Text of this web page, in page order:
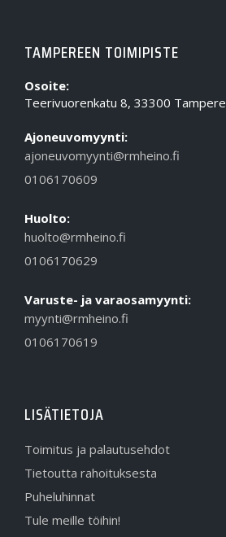
TAMPEREEN TOIMIPISTE
Osoite:
Teerivuorenkatu 8, 33300 Tampere
Ajoneuvomyynti:
ajoneuvomyynti@rmheino.fi
0106170609
Huolto:
huolto@rmheino.fi
0106170629
Varuste- ja varaosamyynti:
myynti@rmheino.fi
0106170619
LISÄTIETOJA
Toimitus ja palautusehdot
Tietoutta rahoituksesta
Puheluhinnat
Tule meille töihin!